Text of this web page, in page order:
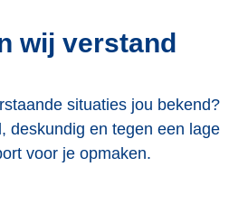
wij verstand
situaties jou bekend?
deskundig en tegen een lage
voor je opmaken.